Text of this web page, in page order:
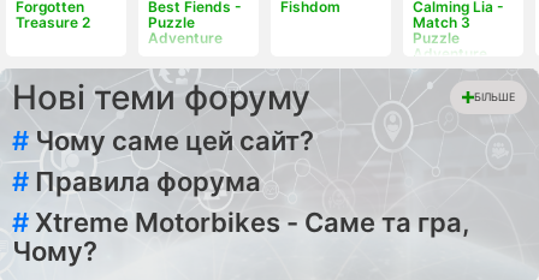
Forgotten
Treasure 2
Best Fiends -
Puzzle
Adventure
Fishdom
Calming Lia -
Match 3
Puzzle
Adventure
Нові теми форуму БІЛЬШЕ
# Чому саме цей сайт?
# Правила форума
# Xtreme Motorbikes - Саме та гра,
Чому?